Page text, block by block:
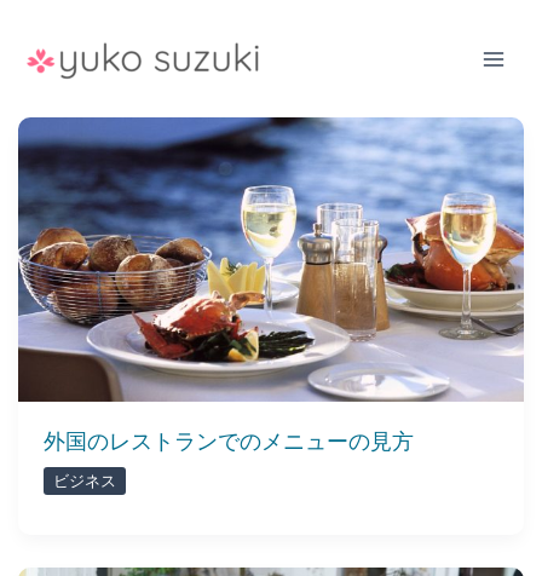
content
外国のレストランでのメニューの見方
ビジネス